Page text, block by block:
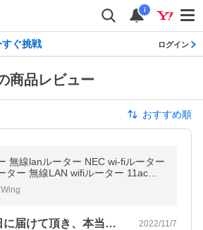
i
ぐ挑戦 ログイン
商品レビュー
おすすめ順
無線lanルーター NEC wi-fiルーター
ター 無線LAN wifiルーター 11ac対
PA-WG2600HS2
翌日配送、日曜日に届けて頂き、本当に有… 2022/11/7